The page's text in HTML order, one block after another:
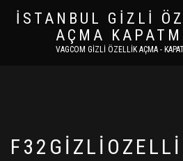
İSTANBUL GIZLI
AÇMA
VAGCOM GIZLI ÖZELLIK AÇMA -